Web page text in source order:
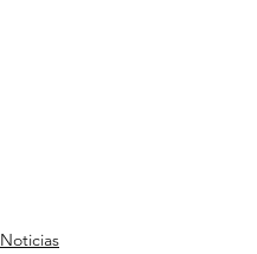
Noticias